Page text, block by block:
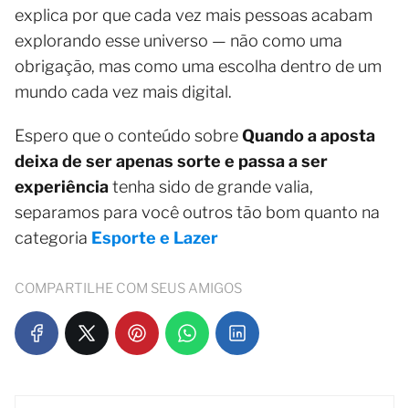
explica por que cada vez mais pessoas acabam
explorando esse universo — não como uma
obrigação, mas como uma escolha dentro de um
mundo cada vez mais digital.
Espero que o conteúdo sobreQuando a aposta
deixa de ser apenas sorte e passa a ser
experiênciatenha sido de grande valia,
separamos para você outros tão bom quanto na
categoria Esporte e Lazer
COMPARTILHE COM SEUS AMIGOS